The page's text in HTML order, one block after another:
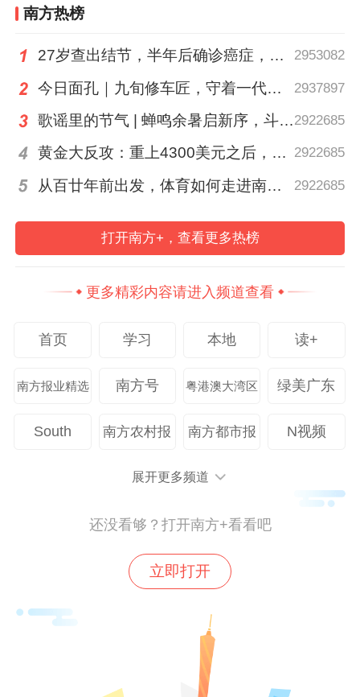
据了解，此次联赛自5月10日开始，为期7个
阶段。常规赛中，13支参赛球队将进行主客
场单循环较量，共计13轮比赛；淘汰赛阶
段，排名前八的球队将采用单回合淘汰赛制
赛已经结束，第四轮第一场将在6月14日开
第4轮联赛日程。来源：江苏省城市足球联赛微信公号
“苏超”火到什么程度？早前收官的“苏超”第三
轮联赛，全省6场城市足球对阵赛场场爆
满，一票难求。“苏超”第三轮，徐州临时将
比赛场地换到当地最大的奥体中心，现场观
赛人数超过22000，成为第一场观众超过2万
人的比赛。南京对阵无锡的焦点战门票一开
票即售罄，黄牛叫价从80元直升到600元，
南方热榜
27岁查出结节，半年后确诊癌症，甲状腺癌真的“懒”吗？ 2953082
今日面孔｜九旬修车匠，守着一代又一代车轮转 2937897
歌谣里的节气 | 蝉鸣余暑启新序，斗指西南迎立秋2922685
黄金大反攻：重上4300美元之后，是反弹还是反转？ 2922685
从百廿年前出发，体育如何走进南粤普通人的生活？ 2922685
打开南方+，查看更多热榜
更多精彩内容请进入频道查看
首页 学习 本地 读+
南方报业精选 南方号 粤港澳大湾区 绿美广东
South 南方农村报 南方都市报 N视频
展开更多频道
还没看够？打开南方+看看吧
立即打开